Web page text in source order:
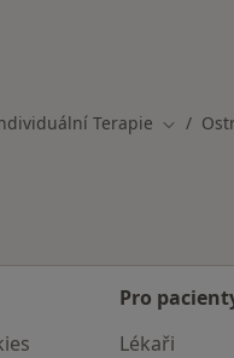
Terapie Změna
Pro
Lékaři